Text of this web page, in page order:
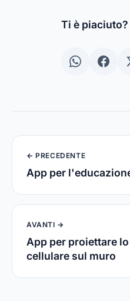
Ti è
← PRECEDENTE
App per
AVANTI →
App per proiettare
cellulare sul muro